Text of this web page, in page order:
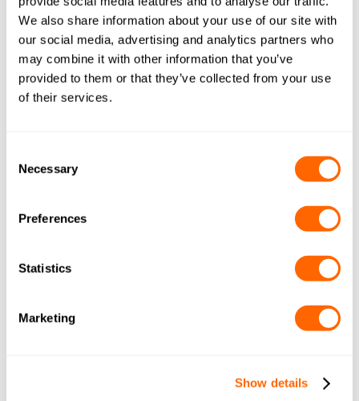
We also share information about your use of our site with
our social media, advertising and analytics partners who
may combine it with other information that you’ve
provided to them or that they’ve collected from your use
of their services.
Selection
Necessary
Preferences
Statistics
Marketing
Show details
Abhängig von der Region und der Zusammensetzung
oder Entsorgungsmöglichkeiten zur Verfügung.